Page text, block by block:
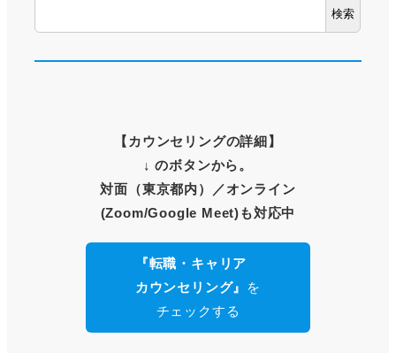
検索
【 カウンセリングの詳細】
↓ のボタンから。
対面（東京都内）
／オンライン
(Zoom/Google Meet)も対応中
『転職・キャリア
カウンセリング』
を
チェックする